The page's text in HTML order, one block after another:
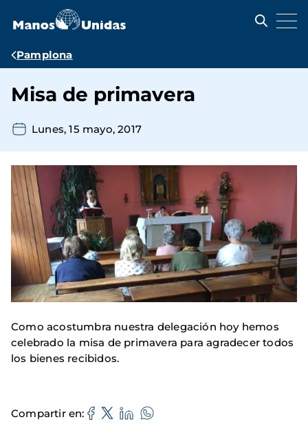
contenido
Ruta
navegación
Pamplona
Misa de primavera
Lunes, 15 mayo, 2017
Como acostumbra nuestra delegación hoy hemos
celebrado la misa de primavera para agradecer todos
los bienes recibidos.
Compartir en